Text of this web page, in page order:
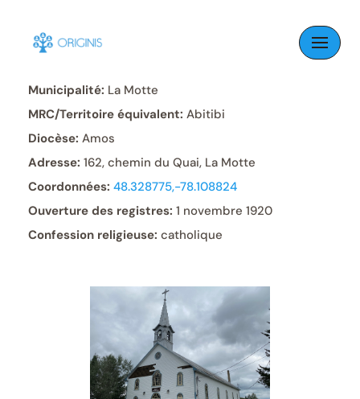
Skip
content
Municipalité: La Motte
MRC/Territoire équivalent: Abitibi
Diocèse: Amos
Adresse: 162, chemin du Quai, La Motte
Coordonnées: 48.328775,-78.108824
Ouverture des registres: 1 novembre 1920
Confession religieuse: catholique